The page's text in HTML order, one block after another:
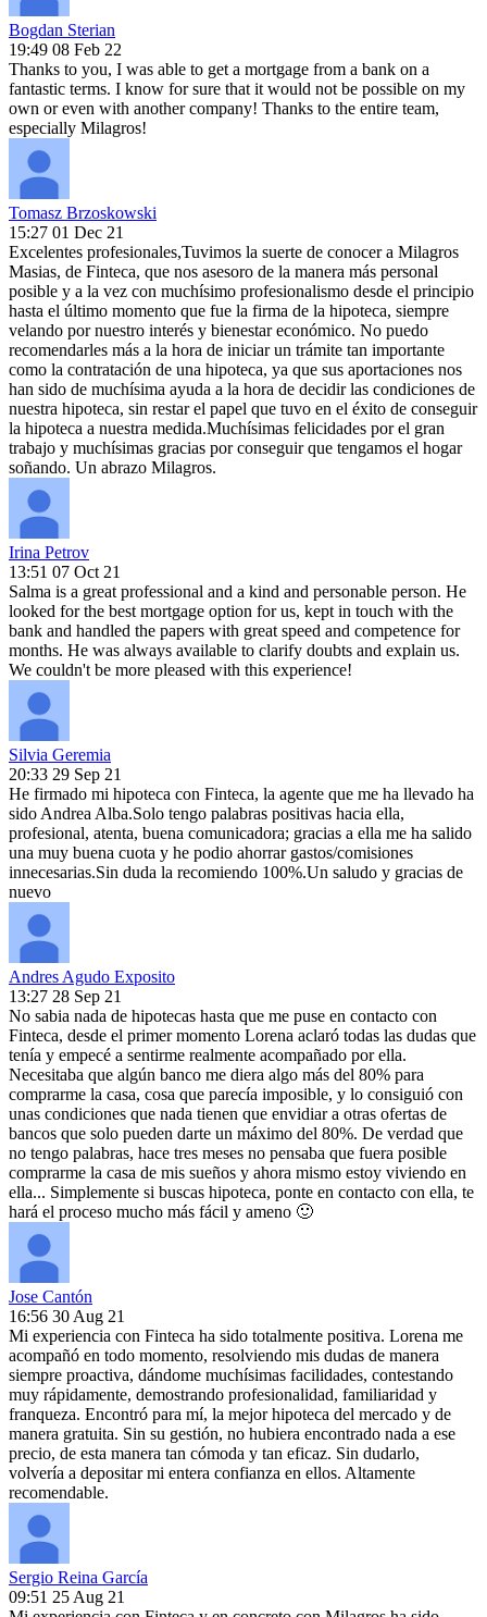
Bogdan Sterian
19:49 08 Feb 22
Thanks to you, I was able to get a mortgage from a bank on a
fantastic terms. I know for sure that it would not be possible on my
own or even with another company! Thanks to the entire team,
especially Milagros!
Tomasz Brzoskowski
15:27 01 Dec 21
Excelentes profesionales,Tuvimos la suerte de conocer a Milagros
Masias, de Finteca, que nos asesoro de la manera más personal
posible y a la vez con muchísimo profesionalismo desde el principio
hasta el último momento que fue la firma de la hipoteca, siempre
velando por nuestro interés y bienestar económico. No puedo
recomendarles más a la hora de iniciar un trámite tan importante
como la contratación de una hipoteca, ya que sus aportaciones nos
han sido de muchísima ayuda a la hora de decidir las condiciones de
nuestra hipoteca, sin restar el papel que tuvo en el éxito de conseguir
la hipoteca a nuestra medida.Muchísimas felicidades por el gran
trabajo y muchísimas gracias por conseguir que tengamos el hogar
soñando. Un abrazo Milagros.
Irina Petrov
13:51 07 Oct 21
Salma is a great professional and a kind and personable person. He
looked for the best mortgage option for us, kept in touch with the
bank and handled the papers with great speed and competence for
months. He was always available to clarify doubts and explain us.
We couldn't be more pleased with this experience!
Silvia Geremia
20:33 29 Sep 21
He firmado mi hipoteca con Finteca, la agente que me ha llevado ha
sido Andrea Alba.Solo tengo palabras positivas hacia ella,
profesional, atenta, buena comunicadora; gracias a ella me ha salido
una muy buena cuota y he podio ahorrar gastos/comisiones
innecesarias.Sin duda la recomiendo 100%.Un saludo y gracias de
nuevo
Andres Agudo Exposito
13:27 28 Sep 21
No sabia nada de hipotecas hasta que me puse en contacto con
Finteca, desde el primer momento Lorena aclaró todas las dudas que
tenía y empecé a sentirme realmente acompañado por ella.
Necesitaba que algún banco me diera algo más del 80% para
comprarme la casa, cosa que parecía imposible, y lo consiguió con
unas condiciones que nada tienen que envidiar a otras ofertas de
bancos que solo pueden darte un máximo del 80%. De verdad que
no tengo palabras, hace tres meses no pensaba que fuera posible
comprarme la casa de mis sueños y ahora mismo estoy viviendo en
ella... Simplemente si buscas hipoteca, ponte en contacto con ella, te
hará el proceso mucho más fácil y ameno 🙂
Jose Cantón
16:56 30 Aug 21
Mi experiencia con Finteca ha sido totalmente positiva. Lorena me
acompañó en todo momento, resolviendo mis dudas de manera
siempre proactiva, dándome muchísimas facilidades, contestando
muy rápidamente, demostrando profesionalidad, familiaridad y
franqueza. Encontró para mí, la mejor hipoteca del mercado y de
manera gratuita. Sin su gestión, no hubiera encontrado nada a ese
precio, de esta manera tan cómoda y tan eficaz. Sin dudarlo,
volvería a depositar mi entera confianza en ellos. Altamente
recomendable.
Sergio Reina García
09:51 25 Aug 21